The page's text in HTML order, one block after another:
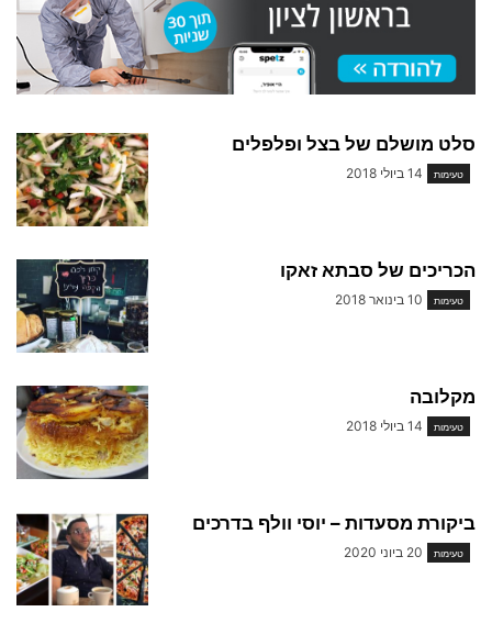
סלט מושלם של בצל ופלפלים
טעימות 14 ביולי 2018
הכריכים של סבתא זאקו
טעימות 10 בינואר 2018
מקלובה
טעימות 14 ביולי 2018
ביקורת מסעדות – יוסי וולף בדרכים
טעימות 20 ביוני 2020